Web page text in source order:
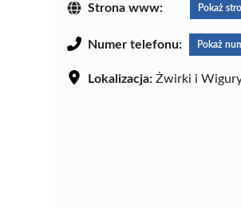
Strona www: Pokaż
Numer telefonu: Pokaż
Lokalizacja: Żwirki i